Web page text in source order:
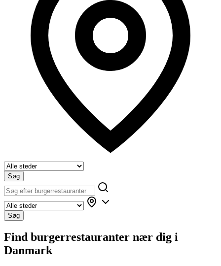
Søg
Søg
Find burgerrestauranter nær dig i
Danmark